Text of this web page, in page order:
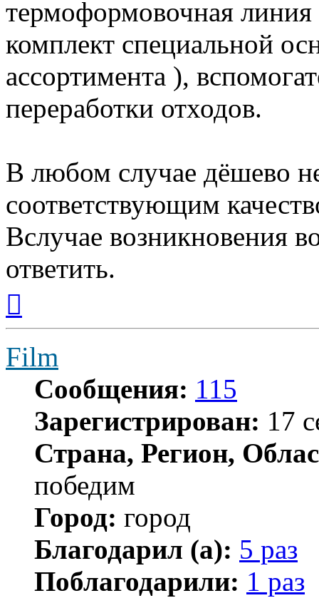
термоформовочная линия
комплект специальной
ассортимента ),
переработки отходов.
В любом случае дёшево
соответствующим
Вслучае возникновения
ответить.
началу
Film
Сообщения: 115
Зарегистрирован: 17
Страна, Регион,
победим
Город: город
Благодарил (а): 5 раз
Поблагодарили: 1 раз